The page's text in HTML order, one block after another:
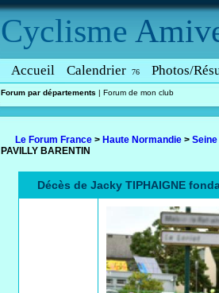
Cyclisme
Accueil Calendrier 76 Photos/
Forum par départements | Forum de mon club
Le Forum France > Haute Normandie >
PAVILLY BARENTIN
Décès de Jacky TIPHAIGNE